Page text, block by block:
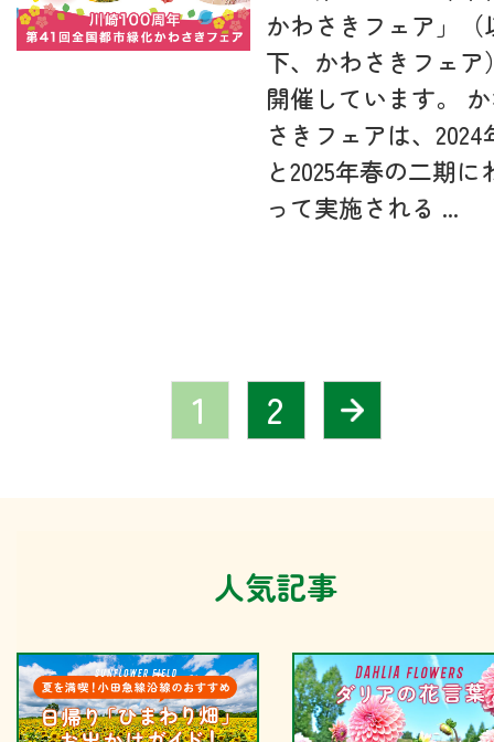
かわさきフェア」（
下、かわさきフェア
開催しています。
さきフェアは、2024
と2025年春の二期に
って実施される ...
1 2
人気記事